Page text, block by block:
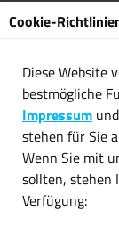
Cookie-
Diese Website
bestmögliche
Impressum
stehen für Sie
Wenn Sie mit
sollten, stehen
Verfügung: